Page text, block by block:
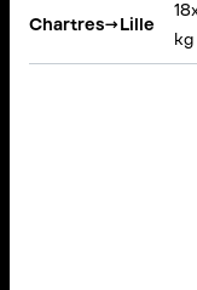
Chartres→Lille
kg